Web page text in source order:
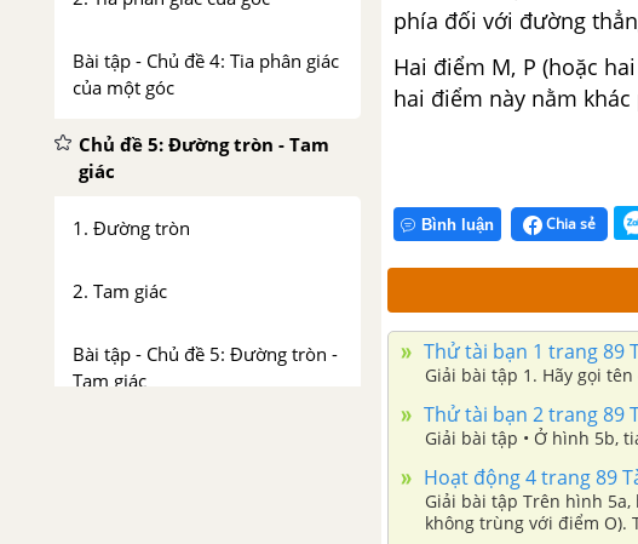
Bài tập - Chủ đề 4: Tia phân giác
của một góc
Chủ đề 5: Đường tròn - Tam
giác
1. Đường tròn
2. Tam giác
Bài tập - Chủ đề 5: Đường tròn -
Tam giác
phía đối với đường
Hai điểm M, P (hoặc
hai điểm này nằm
Bình luận Chia sẻ
Thử tài bạn 1 trang 89
Giải bài tập 1. Hãy gọi
Thử tài bạn 2 trang 89
Giải bài tập • Ở hình 5b,
Hoạt động 4 trang 89
Giải bài tập Trên hình
không trùng với điểm O).